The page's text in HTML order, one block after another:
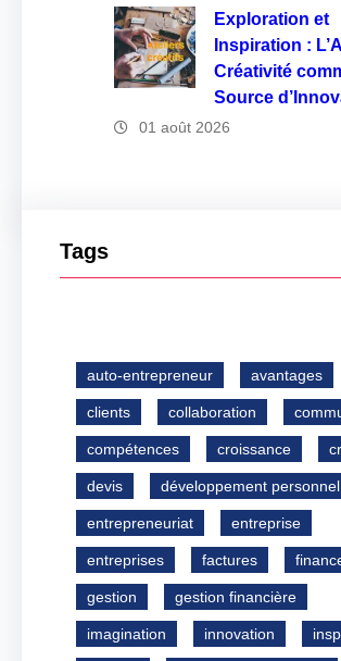
Exploration et
Inspiration :
Créativité
Source
01 août 2026
Tags
auto-entrepreneur avantages
clients collaboration
compétences croissance
devis développement personnel
entrepreneuriat entreprise
entreprises factures
gestion gestion financière
imagination innovation